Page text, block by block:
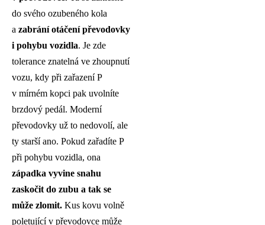
do svého ozubeného kola
a zabrání otáčení převodovky
i pohybu vozidla. Je zde
tolerance znatelná ve zhoupnutí
vozu, kdy při zařazení P
v mírném kopci pak uvolníte
brzdový pedál. Moderní
převodovky už to nedovolí, ale
ty starší ano. Pokud zařadíte P
při pohybu vozidla, ona
západka vyvine snahu
zaskočit do zubu a tak se
může zlomit. Kus kovu volně
poletující v převodovce může